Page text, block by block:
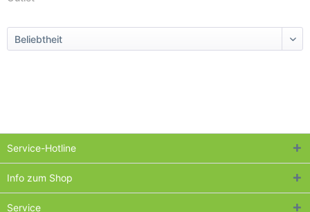
Service-Hotline
Info zum Shop
Service